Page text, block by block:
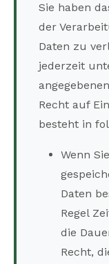
Sie haben
der
Daten zu
jederzeit
Recht auf
besteht in
Wenn
Daten
Regel
die
Recht,